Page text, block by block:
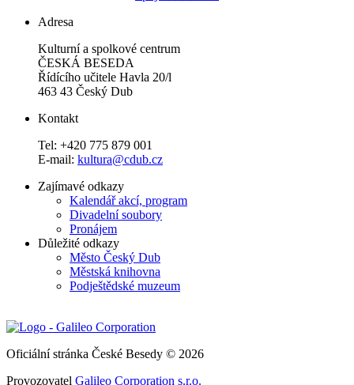
Adresa
Kulturní a spolkové centrum
ČESKÁ BESEDA
Řídícího učitele Havla 20/l
463 43 Český Dub
Kontakt
Tel: +420 775 879 001
E-mail: kultura@cdub.cz
Zajímavé odkazy
Kalendář akcí, program
Divadelní soubory
Pronájem
Důležité odkazy
Město Český Dub
Městská knihovna
Podještědské muzeum
Oficiální stránka České Besedy © 2026
Provozovatel Galileo Corporation s.r.o.